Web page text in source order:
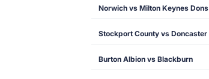
Norwich vs Milton Keynes Dons
Stockport County vs Doncaster
Burton Albion vs Blackburn